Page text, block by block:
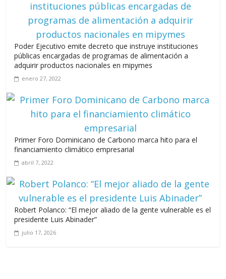
Poder Ejecutivo emite decreto que instruye instituciones
públicas encargadas de programas de alimentación a
adquirir productos nacionales en mipymes
enero 27, 2022
Primer Foro Dominicano de Carbono marca hito para el
financiamiento climático empresarial
abril 7, 2022
Robert Polanco: “El mejor aliado de la gente vulnerable es el
presidente Luis Abinader”
julio 17, 2026